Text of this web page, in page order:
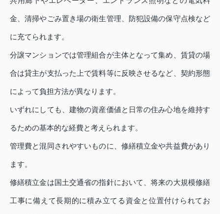
金、清掃やごみ置き場の衛生管理、防犯設備の保守点検など
に充てられます。
分譲マンションでは管理組合が主体となって集め、賃貸の場
合は貸主が支払った上で賃料等に反映させるなど、契約形態
によって負担方法が異なります。
いずれにしても、建物の資産価値と日常の住み心地を維持す
るための基本的な経費と考えられます。
管理費と混同されやすいものに、修繕積立金や共益費があり
ます。
修繕積立金は国土交通省の指針において、将来の大規模修繕
工事に備えて長期的に積み立てる資金と位置付けられてお